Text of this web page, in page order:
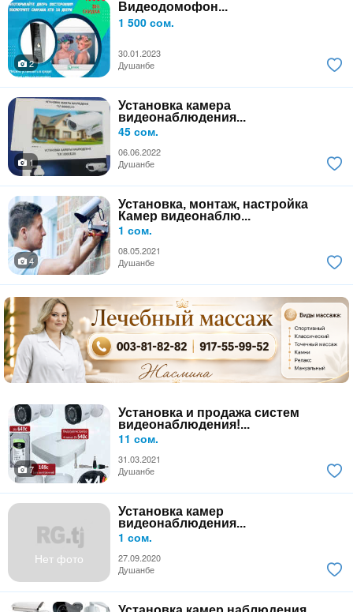
Видеодомофон...
1 500 сом.
30.01.2023
2
Душанбе
Установка камера
видеонаблюдения...
45 сом.
06.06.2022
1
Душанбе
Установка, монтаж, настройка
Камер видеонаблю...
1 сом.
08.05.2021
4
Душанбе
Установка и продажа систем
видеонаблюдения!...
11 сом.
31.03.2021
7
Душанбе
Нет фото
Установка камер
видеонаблюдения...
1 сом.
27.09.2020
Душанбе